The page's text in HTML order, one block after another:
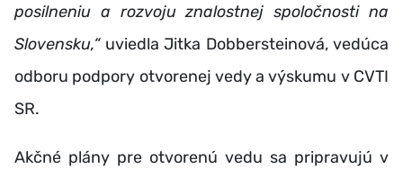
posilneniu a rozvoju znalostnej spoločnosti na
Slovensku,“uviedla Jitka Dobbersteinová, vedúca
odboru podpory otvorenej vedy a výskumu v CVTI
SR.
Akčné plány pre otvorenú vedu sa pripravujú v